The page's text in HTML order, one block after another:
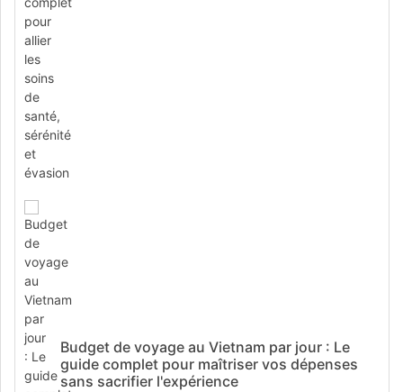
Budget de voyage au Vietnam par jour : Le
guide complet pour maîtriser vos dépenses
sans sacrifier l'expérience